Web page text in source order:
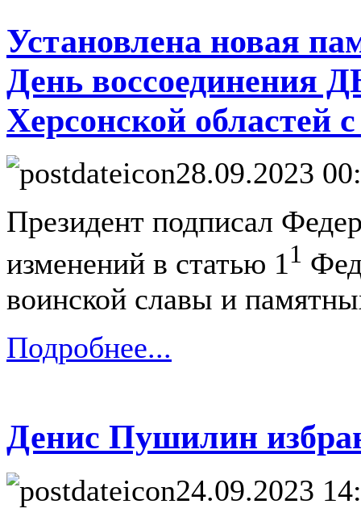
Установлена новая
День воссоединения
Херсонской областей
28.09.2023
Президент подписал
изменений в статью 11
воинской славы и
Подробнее...
Денис Пушилин
24.09.2023